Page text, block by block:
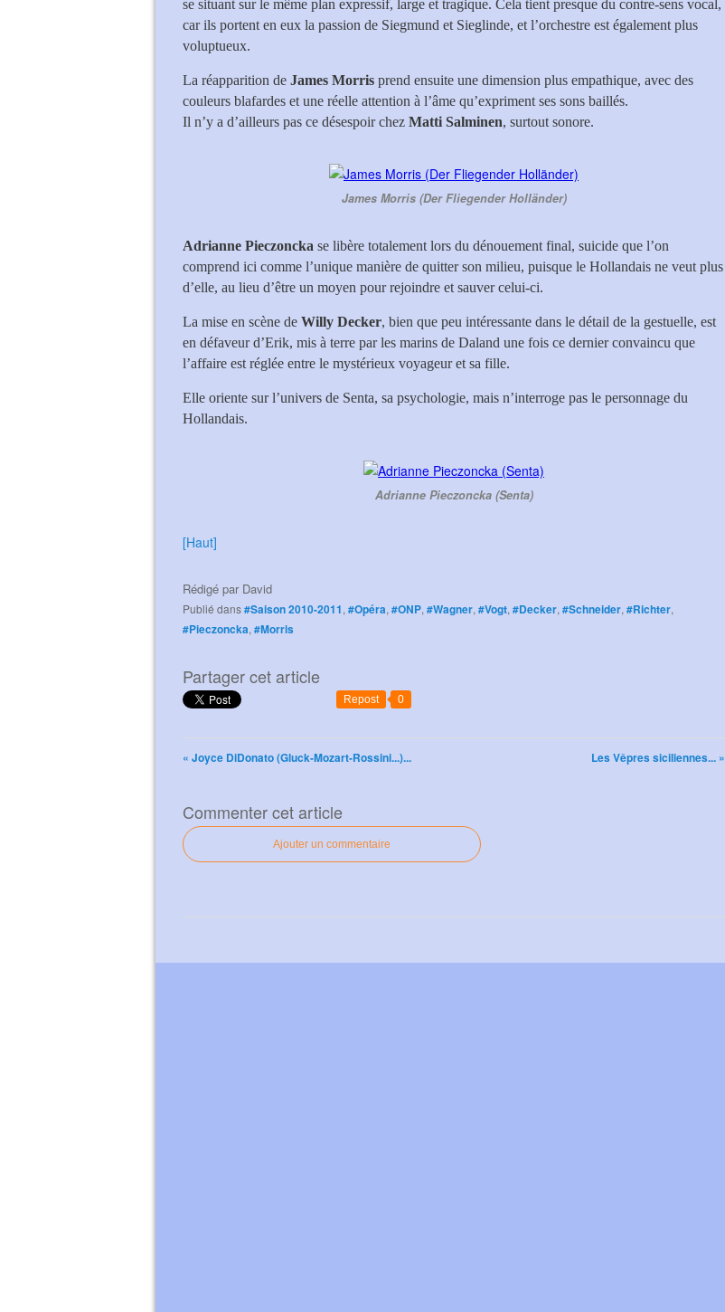
se situant sur le même plan expressif, large et tragique. Cela tient presque du contre-sens vocal,
car ils portent en eux la passion de Siegmund et Sieglinde, et l’orchestre est également plus
voluptueux.
La réapparition de James Morris prend ensuite une dimension plus empathique, avec des
couleurs blafardes et une réelle attention à l’âme qu’expriment ses sons baillés.
Il n’y a d’ailleurs pas ce désespoir chez Matti Salminen, surtout sonore.
James Morris (Der Fliegender Holländer)
Adrianne Pieczoncka se libère totalement lors du dénouement final, suicide que l’on
comprend ici comme l’unique manière de quitter son milieu, puisque le Hollandais ne veut plus
d’elle, au lieu d’être un moyen pour rejoindre et sauver celui-ci.
La mise en scène de Willy Decker, bien que peu intéressante dans le détail de la gestuelle, est
en défaveur d’Erik, mis à terre par les marins de Daland une fois ce dernier convaincu que
l’affaire est réglée entre le mystérieux voyageur et sa fille.
Elle oriente sur l’univers de Senta, sa psychologie, mais n’interroge pas le personnage du
Hollandais.
Adrianne Pieczoncka (Senta)
[Haut]
Rédigé par David
Publié dans#Saison 2010-2011, #Opéra, #ONP, #Wagner, #Vogt, #Decker, #Schneider, #Richter,
#Pieczoncka, #Morris
Partager cet article
Repost 0
« Joyce DiDonato (Gluck-Mozart-Rossini...)... Les Vêpres siciliennes... »
Commenter cet article
Ajouter un commentaire